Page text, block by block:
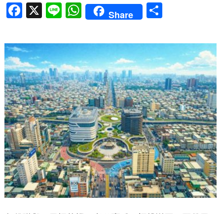
F
c
e
b
o
o
k
X Li
e
W
h
at
s
A
p
p
Share
分